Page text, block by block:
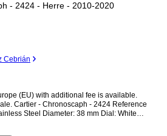
- 2424 - Herre - 2010-2020
Cebrián
(EU) with additional fee is available.
Diameter: 38 mm Dial: White